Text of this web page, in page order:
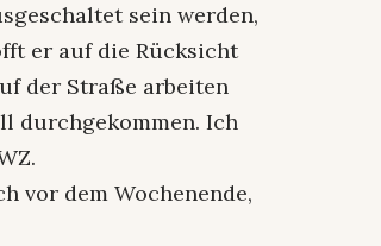
sein werden,
er auf die Rücksicht
der Straße arbeiten
durchgekommen. Ich
vor dem Wochenende,